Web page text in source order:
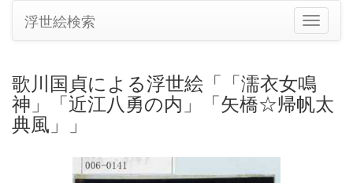
ナ
ビ
シ
ョ
ン
浮世絵検索
歌川国貞による浮世絵「「濡衣女鳴
神」「近江八勇の内」「矢橋☆帰帆太
典風」」